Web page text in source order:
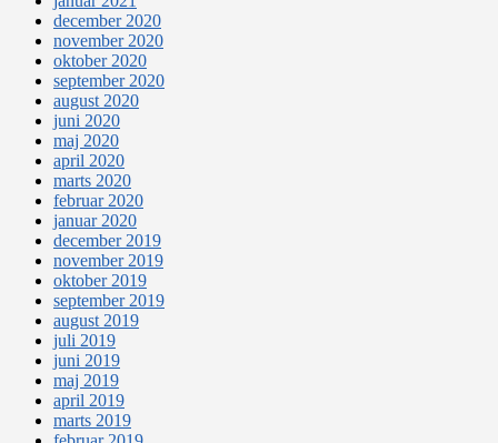
december 2020
november 2020
oktober 2020
september 2020
august 2020
juni 2020
maj 2020
april 2020
marts 2020
februar 2020
januar 2020
december 2019
november 2019
oktober 2019
september 2019
august 2019
juli 2019
juni 2019
maj 2019
april 2019
marts 2019